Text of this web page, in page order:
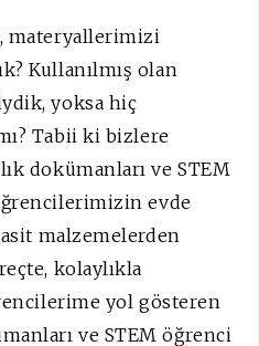
materyallerimizi
Kullanılmış olan
yoksa hiç
Tabii ki bizlere
dokümanları ve STEM
evde
malzemelerden
kolaylıkla
yol gösteren
ve STEM öğrenci